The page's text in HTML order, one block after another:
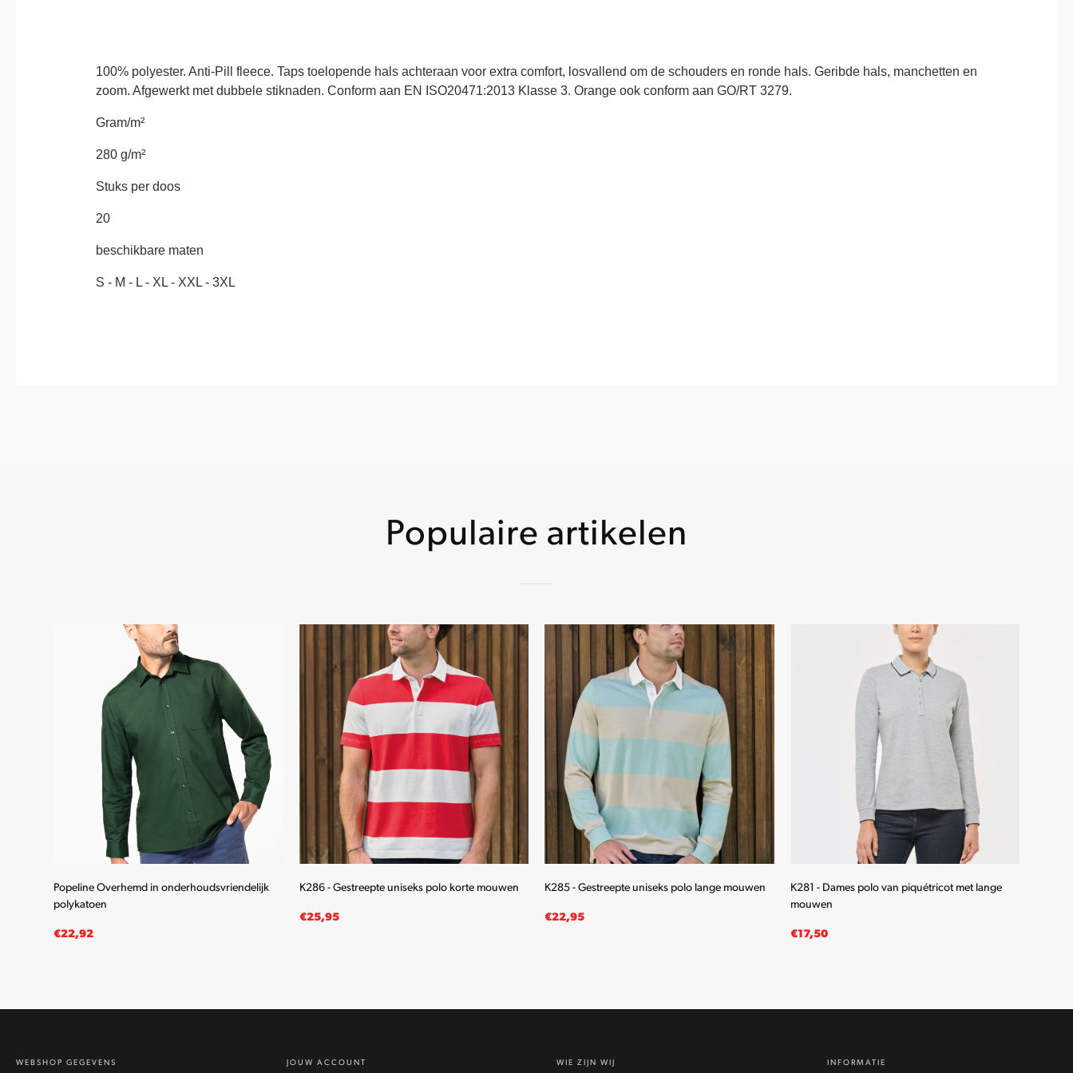
100% polyester. Anti-Pill fleece. Taps toelopende hals achteraan voor extra comfort, losvallend om de schouders en ronde hals. Geribde hals, manchetten en
zoom. Afgewerkt met dubbele stiknaden. Conform aan EN ISO20471:2013 Klasse 3. Orange ook conform aan GO/RT 3279.
Gram/m²
280 g/m²
Stuks per doos
20
beschikbare maten
S - M - L - XL - XXL - 3XL
Populaire artikelen
product
variaties.
Popeline Overhemd in onderhoudsvriendelijk
polykatoen
€22,92
product
variaties.
K286 - Gestreepte uniseks polo korte mouwen
€25,95
product
variaties.
K285 - Gestreepte uniseks polo lange mouwen
€22,95
product
variaties.
K281 - Dames polo van piquétricot met lange
mouwen
€17,50
WEBSHOP GEGEVENS JOUW ACCOUNT WIE ZIJN WIJ INFORMATIE